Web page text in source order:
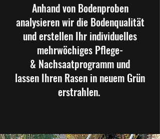
Anhand von Bodenproben
analysieren wir die Bodenqualität
und erstellen Ihr individuelles
mehrwöchiges Pflege-
& Nachsaatprogramm und
lassen Ihren Rasen in neuem Grün
erstrahlen.